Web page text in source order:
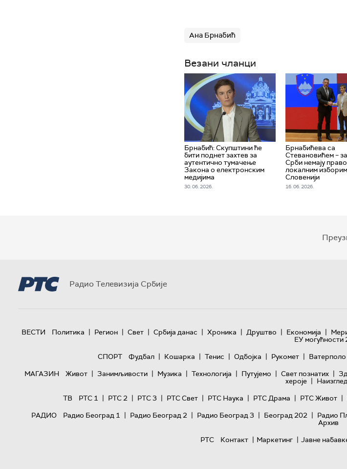
Ана Брнабић
Везани чланци
Брнабић: Скупштини ће
бити поднет захтев за
аутентично тумачење
Закона о електронским
медијима
30. 06. 2026.
Брнабићева са
Стевановићем –
Срби немају
локалним
Словенији
16. 06. 2026.
Радио Телевизија Србије
ВЕСТИ Политика | Регион | Свет | Србија данас | Хроника | Друштво | Економија |
ЕУ могућности
СПОРТ
Фудбал | Кошарка | Тенис | Одбојка | Рукомет | Ватерполо
МАГАЗИН
Живот | Занимљивости | Музика | Технологијa | Путујемо | Свет познатих |
хероје |
ТВ
РТС 1 | РТС 2 | РТС 3 | РТС Свет | РТС Наука | РТС Драма | РТС Живот |
РАДИО
Радио Београд 1 | Радио Београд 2 | Радио Београд 3 | Београд 202 | Радио
Архив
РТС
Контакт | Маркетинг | Јавне